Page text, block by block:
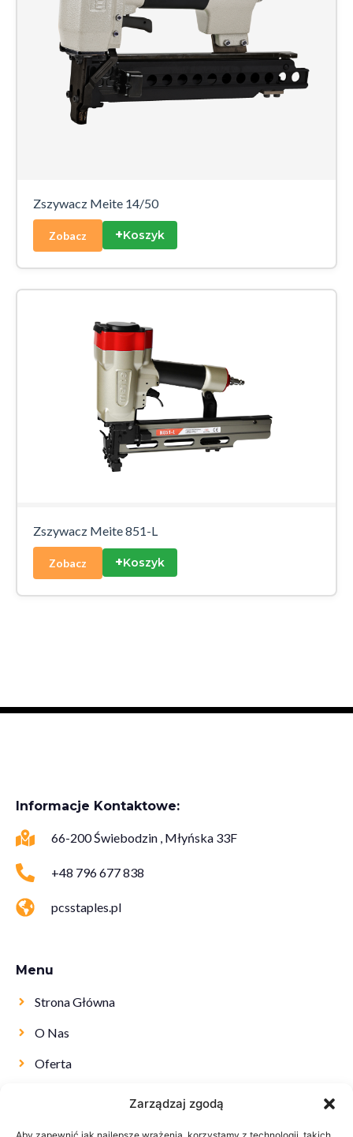
Zarządzaj zgodą
Zszywacz Meite 14/50
Zobacz +Koszyk
Zszywacz Meite 851-L
Zobacz +Koszyk
Menu
Strona Główna
O Nas
Oferta
Informacje Kontaktowe:
66-200 Świebodzin , Młyńska 33F
+48 796 677 838
pcsstaples.pl